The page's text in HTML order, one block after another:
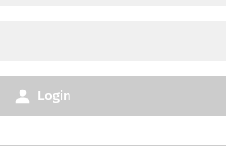
Login